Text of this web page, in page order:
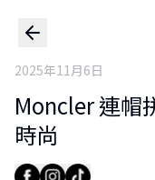
2025年11月6日
Moncler 連帽
時尚